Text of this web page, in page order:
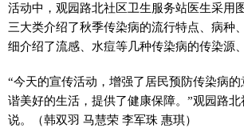
活动中，观园路北社区卫生服务站医生采用
三大类介绍了秋季传染病的流行特点、病种
细介绍了流感、水痘等几种传染病的传染源
“今天的宣传活动，增强了居民预防传染病
谐美好的生活，提供了健康保障。”观园路
说。（韩双羽 马慧荣 李军珠 惠琪）